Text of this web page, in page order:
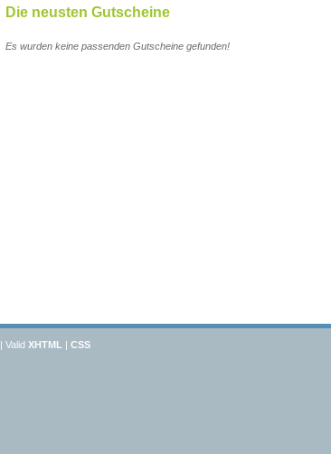
Die neusten Gutscheine
Es wurden keine passenden Gutscheine gefunden!
| Valid XHTML | CSS